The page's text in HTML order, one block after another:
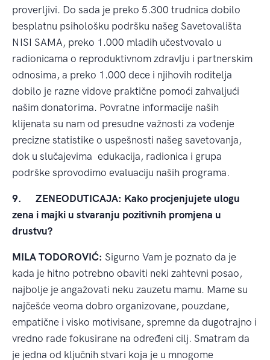
proverljivi. Do sada je preko 5.300 trudnica dobilo
besplatnu psihološku podršku našeg Savetovališta
NISI SAMA, preko 1.000 mladih učestvovalo u
radionicama o reproduktivnom zdravlju i partnerskim
odnosima, a preko 1.000 dece i njihovih roditelja
dobilo je razne vidove praktične pomoći zahvaljući
našim donatorima. Povratne informacije naših
klijenata su nam od presudne važnosti za vođenje
precizne statistike o uspešnosti našeg savetovanja,
dok u slučajevima edukacija, radionica i grupa
podrške sprovodimo evaluaciju naših programa.
9. ZENEODUTICAJA: Kako procjenjujete ulogu
zena i majki u stvaranju pozitivnih promjena u
drustvu?
MILA TODOROVIĆ: Sigurno Vam je poznato da je
kada je hitno potrebno obaviti neki zahtevni posao,
najbolje je angažovati neku zauzetu mamu. Mame su
najčešće veoma dobro organizovane, pouzdane,
empatične i visko motivisane, spremne da dugotrajno i
vredno rade fokusirane na određeni cilj. Smatram da
je jedna od ključnih stvari koja je u mnogome